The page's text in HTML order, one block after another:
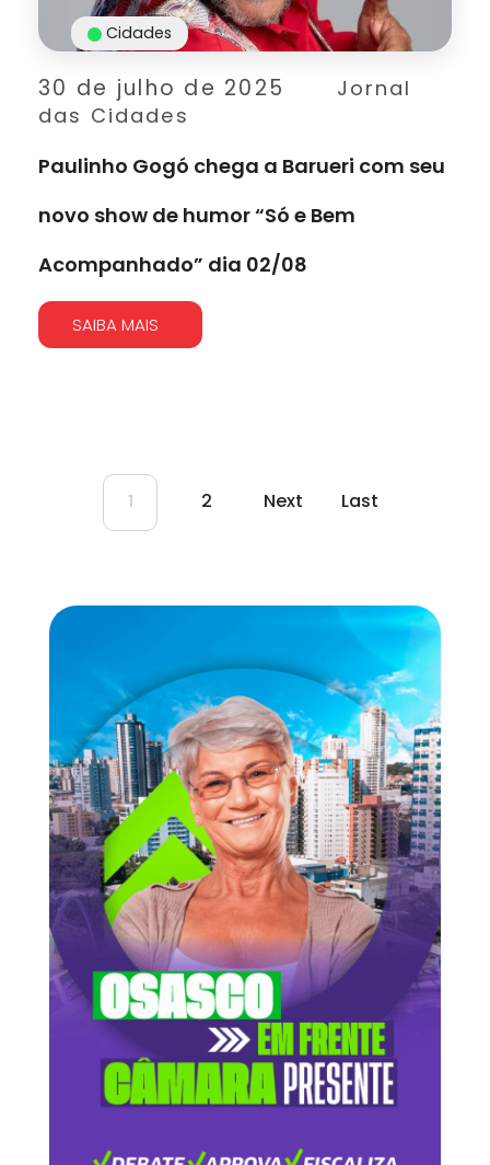
30 de julho de 2025
Jornal
das Cidades
Cidades
Paulinho Gogó chega a Barueri com seu
novo show de humor “Só e Bem
Acompanhado” dia 02/08
SAIBA MAIS
1 2 Next Last